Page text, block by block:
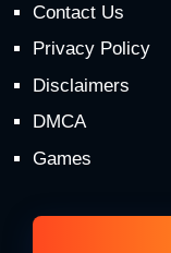
Contact Us
Privacy Policy
Disclaimers
DMCA
Games